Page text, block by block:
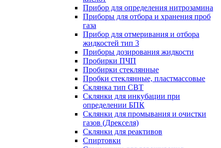
Прибор для определения нитрозамина
Приборы для отбора и хранения проб
газа
Прибор для отмеривания и отбора
жидкостей тип 3
Приборы дозирования жидкости
Пробирки ПЧП
Пробирки стеклянные
Пробки стеклянные, пластмассовые
Склянка тип СВТ
Склянки для инкубации при
определении БПК
Склянки для промывания и очистки
газов (Дрекселя)
Склянки для реактивов
Спиртовки